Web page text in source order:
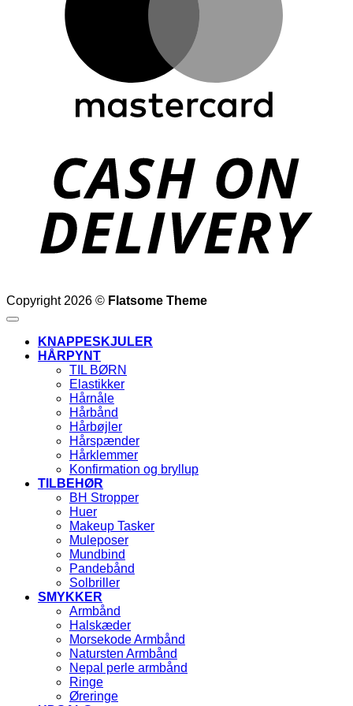
Copyright 2026 © Flatsome Theme
KNAPPESKJULER
HÅRPYNT
TIL BØRN
Elastikker
Hårnåle
Hårbånd
Hårbøjler
Hårspænder
Hårklemmer
Konfirmation og bryllup
TILBEHØR
BH Stropper
Huer
Makeup Tasker
Muleposer
Mundbind
Pandebånd
Solbriller
SMYKKER
Armbånd
Halskæder
Morsekode Armbånd
Natursten Armbånd
Nepal perle armbånd
Ringe
Øreringe